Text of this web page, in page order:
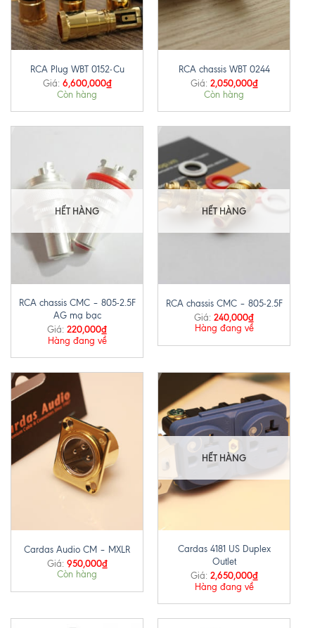
RCA Plug WBT 0152-Cu
Giá: 6,600,000₫
Còn hàng
RCA chassis WBT 0244
Giá: 2,050,000₫
Còn hàng
HẾT HÀNG
RCA chassis CMC – 805-2.5F
AG mạ bạc
Giá: 220,000₫
Hàng đang về
HẾT HÀNG
RCA chassis CMC – 805-2.5F
Giá: 240,000₫
Hàng đang về
Cardas Audio CM – MXLR
Giá: 950,000₫
Còn hàng
HẾT HÀNG
Cardas 4181 US Duplex
Outlet
Giá: 2,650,000₫
Hàng đang về